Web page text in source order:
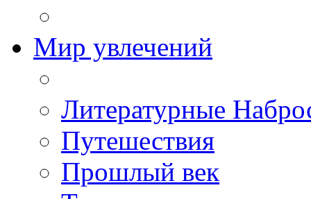
Мир увлечений
Литературные
Путешествия
Прошлый век